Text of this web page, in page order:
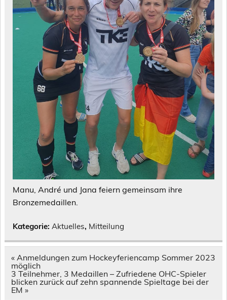
Manu, André und Jana feiern gemeinsam ihre
Bronzemedaillen.
Kategorie: Aktuelles, Mitteilung
Beitragsnavigation
« Anmeldungen zum Hockeyferiencamp Sommer 2023
möglich
3 Teilnehmer, 3 Medaillen – Zufriedene OHC-Spieler
blicken zurück auf zehn spannende Spieltage bei der
EM »